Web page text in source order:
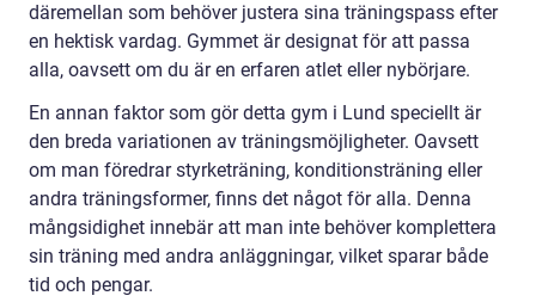
däremellan som behöver justera sina träningspass efter
en hektisk vardag. Gymmet är designat för att passa
alla, oavsett om du är en erfaren atlet eller nybörjare.
En annan faktor som gör detta gym i Lund speciellt är
den breda variationen av träningsmöjligheter. Oavsett
om man föredrar styrketräning, konditionsträning eller
andra träningsformer, finns det något för alla. Denna
mångsidighet innebär att man inte behöver komplettera
sin träning med andra anläggningar, vilket sparar både
tid och pengar.